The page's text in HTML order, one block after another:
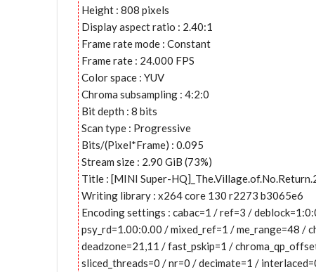
Height : 808 pixels
Display aspect ratio : 2.40:1
Frame rate mode : Constant
Frame rate : 24.000 FPS
Color space : YUV
Chroma subsampling : 4:2:0
Bit depth : 8 bits
Scan type : Progressive
Bits/(Pixel*Frame) : 0.095
Stream size : 2.90 GiB (73%)
Title : [MINI Super-
Writing library : x264 core 130 r2273 b3065e6
Encoding settings : cabac=1 / ref=3 /
psy_rd=1.00:0.00 / mixed_ref=1 / me_range=48 /
deadzone=21,11 / fast_pskip=1 /
sliced_threads=0 / nr=0 / decimate=1 /